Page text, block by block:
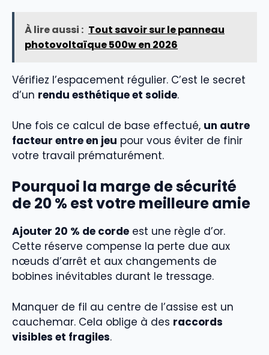
À lire aussi : Tout savoir sur le panneau
photovoltaïque 500w en 2026
Vérifiez l’espacement régulier. C’est le secret
d’un rendu esthétique et solide.
Une fois ce calcul de base effectué, un autre
facteur entre en jeu pour vous éviter de finir
votre travail prématurément.
Pourquoi la marge de sécurité
de 20 % est votre meilleure amie
Ajouter 20 % de corde est une règle d’or.
Cette réserve compense la perte due aux
nœuds d’arrêt et aux changements de
bobines inévitables durant le tressage.
Manquer de fil au centre de l’assise est un
cauchemar. Cela oblige à des raccords
visibles et fragiles.